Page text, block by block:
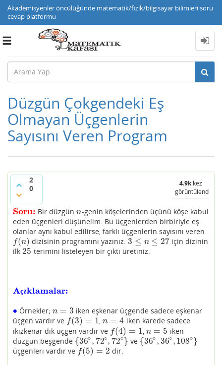
Akademisyenler öncülüğünde matematik/fizik/bilgisayar bilimleri soru
cevap platformu
Toggle
Düzgün Çokgendeki Eş
Olmayan Üçgenlerin
Sayısını Veren Program
2
0
4.9kkez
görüntülendi
Soru:
Soru: Bir düzgün n
n-genin köşelerinden üçünü köşe kabul
eden üçgenleri düşünelim. Bu üçgenlerden birbiriyle eş
olanlar aynı kabul edilirse, farklı üçgenlerin sayısını veren
f(n)
f(n) dizisinin programını yazınız. 3 ≤ n ≤ 27
3≤n≤ 27
için dizinin
ilk 25
25 terimini listeleyen bir çıktı üretiniz.
Açıklamalar:
Açıklamalar:
∙
∙ Örnekler; n = 3
n=3
iken eşkenar üçgende sadece eşkenar
üçgen vardır ve f(3) = 1
f(3)=1 ,n = 4
n=4
iken karede sadece
ikizkenar dik üçgen vardır ve f(4) = 1
f(4)=1 ,n = 5
n=5
iken
düzgün beşgende {36∘ , 72∘, 72∘}
{36∘,72∘,72∘} ve {36∘ ,36∘ ,108∘}
{36∘,36∘,108∘}
üçgenleri vardır ve f(5) = 2
f(5)=2 dir.